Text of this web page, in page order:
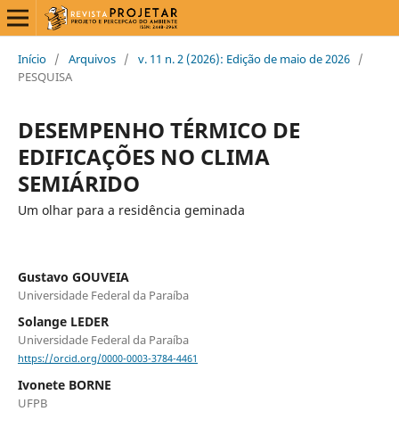
Início / Arquivos / v. 11 n. 2 (2026): Edição de maio de 2026 /
PESQUISA
DESEMPENHO TÉRMICO DE
EDIFICAÇÕES NO CLIMA
SEMIÁRIDO
Um olhar para a residência geminada
Gustavo GOUVEIA
Universidade Federal da Paraíba
Solange LEDER
Universidade Federal da Paraíba
https://orcid.org/0000-0003-3784-4461
Ivonete BORNE
UFPB